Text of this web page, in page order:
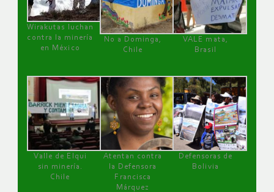
Wirakutas luchan
contra la minería
en México
No a Dominga,
Chile
VALE mata,
Brasil
Valle de Elqui
sin minería.
Chile
Atentan contra
la Defensora
Francisca
Márquez
Defensoras de
Bolivia